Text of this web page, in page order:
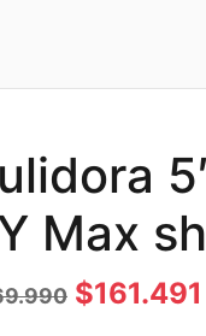
Max
El
$161.491